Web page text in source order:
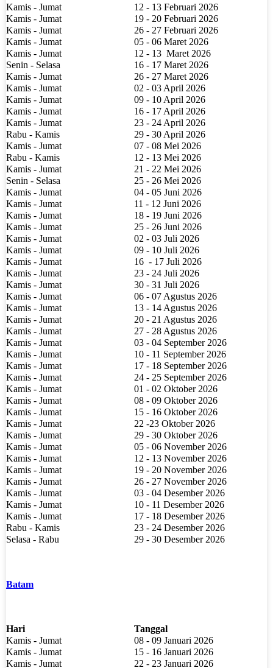
Kamis - Jumat
12 - 13 Februari 2026
Kamis - Jumat
19 - 20 Februari 2026
Kamis - Jumat
26 - 27 Februari 2026
Kamis - Jumat
05 - 06 Maret 2026
Kamis - Jumat
12 - 13 Maret 2026
Senin - Selasa
16 - 17 Maret 2026
Kamis - Jumat
26 - 27 Maret 2026
Kamis - Jumat
02 - 03 April 2026
Kamis - Jumat
09 - 10 April 2026
Kamis - Jumat
16 - 17 April 2026
Kamis - Jumat
23 - 24 April 2026
Rabu - Kamis
29 - 30 April 2026
Kamis - Jumat
07 - 08 Mei 2026
Rabu - Kamis
12 - 13 Mei 2026
Kamis - Jumat
21 - 22 Mei 2026
Senin - Selasa
25 - 26 Mei 2026
Kamis - Jumat
04 - 05 Juni 2026
Kamis - Jumat
11 - 12 Juni 2026
Kamis - Jumat
18 - 19 Juni 2026
Kamis - Jumat
25 - 26 Juni 2026
Kamis - Jumat
02 - 03 Juli 2026
Kamis - Jumat
09 - 10 Juli 2026
Kamis - Jumat
16 - 17 Juli 2026
Kamis - Jumat
23 - 24 Juli 2026
Kamis - Jumat
30 - 31 Juli 2026
Kamis - Jumat
06 - 07 Agustus 2026
Kamis - Jumat
13 - 14 Agustus 2026
Kamis - Jumat
20 - 21 Agustus 2026
Kamis - Jumat
27 - 28 Agustus 2026
Kamis - Jumat
03 - 04 September 2026
Kamis - Jumat
10 - 11 September 2026
Kamis - Jumat
17 - 18 September 2026
Kamis - Jumat
24 - 25 September 2026
Kamis - Jumat
01 - 02 Oktober 2026
Kamis - Jumat
08 - 09 Oktober 2026
Kamis - Jumat
15 - 16 Oktober 2026
Kamis - Jumat
22 -23 Oktober 2026
Kamis - Jumat
29 - 30 Oktober 2026
Kamis - Jumat
05 - 06 November 2026
Kamis - Jumat
12 - 13 November 2026
Kamis - Jumat
19 - 20 November 2026
Kamis - Jumat
26 - 27 November 2026
Kamis - Jumat
03 - 04 Desember 2026
Kamis - Jumat
10 - 11 Desember 2026
Kamis - Jumat
17 - 18 Desember 2026
Rabu - Kamis
23 - 24 Desember 2026
Selasa - Rabu
29 - 30 Desember 2026
Batam
Hari
Tanggal
Kamis - Jumat
08 - 09 Januari 2026
Kamis - Jumat
15 - 16 Januari 2026
Kamis - Jumat
22 - 23 Januari 2026